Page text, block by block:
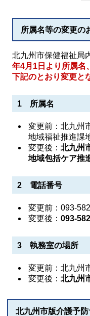
所属名等の変更の
北九州市保健福祉局
年4月1日より所属名
下記のとおり変更と
1 所属名
変更前：北九州
地域福祉推進課
変更後：北九州
地域包括ケア推
2 電話番号
変更前：093-
変更後：093-
3 執務室の場所
変更前：北九州
変更後：北九州
北九州市版介護予